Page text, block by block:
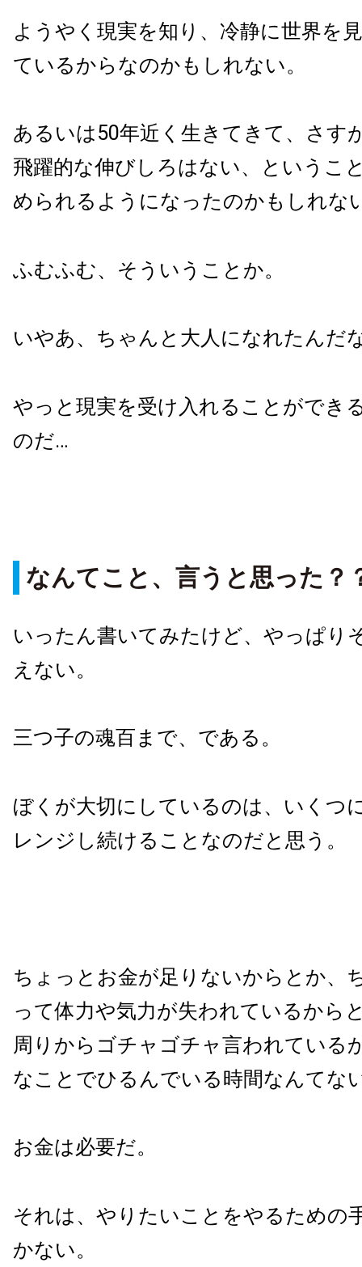
ようやく現実を知り、冷静に世界を
ているからなのかもしれない。
あるいは50年近く生きてきて、さす
飛躍的な伸びしろはない、というこ
められるようになったのかもしれな
ふむふむ、そういうことか。
いやあ、ちゃんと大人になれたんだ
やっと現実を受け入れることができ
のだ…
なんてこと、言うと思った？
いったん書いてみたけど、やっぱり
えない。
三つ子の魂百まで、である。
ぼくが大切にしているのは、いくつ
レンジし続けることなのだと思う。
ちょっとお金が足りないからとか、
って体力や気力が失われているから
周りからゴチャゴチャ言われている
なことでひるんでいる時間なんてな
お金は必要だ。
それは、やりたいことをやるための
かない。